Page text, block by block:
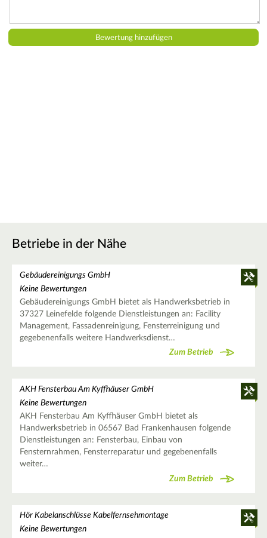
Betriebe in der Nähe
Gebäudereinigungs GmbH
Keine Bewertungen
Gebäudereinigungs GmbH bietet als Handwerksbetrieb in
37327 Leinefelde folgende Dienstleistungen an: Facility
Management, Fassadenreinigung, Fensterreinigung und
gegebenenfalls weitere Handwerksdienst…
Zum Betrieb
AKH Fensterbau Am Kyffhäuser GmbH
Keine Bewertungen
AKH Fensterbau Am Kyffhäuser GmbH bietet als
Handwerksbetrieb in 06567 Bad Frankenhausen folgende
Dienstleistungen an: Fensterbau, Einbau von
Fensternrahmen, Fensterreparatur und gegebenenfalls
weiter…
Zum Betrieb
Hör Kabelanschlüsse Kabelfernsehmontage
Keine Bewertungen